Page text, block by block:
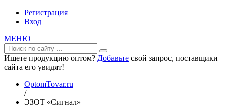
Регистрация
Вход
МЕНЮ
Ищете продукцию оптом? Добавьте свой запрос, поставщики
сайта его увидят!
OptomTovar.ru
/
ЭЗОТ «Сигнал»